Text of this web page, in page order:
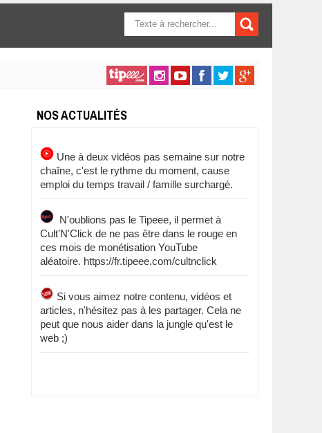
FORMULAIRE DE
RECHERCHE
NOS ACTUALITÉS
Une à deux vidéos pas semaine sur notre
chaîne, c'est le rythme du moment, cause
emploi du temps travail / famille surchargé.
N'oublions pas le Tipeee, il permet à
Cult'N'Click de ne pas être dans le rouge en
ces mois de monétisation YouTube
aléatoire. https://fr.tipeee.com/cultnclick
Si vous aimez notre contenu, vidéos et
articles, n'hésitez pas à les partager. Cela ne
peut que nous aider dans la jungle qu'est le
web ;)